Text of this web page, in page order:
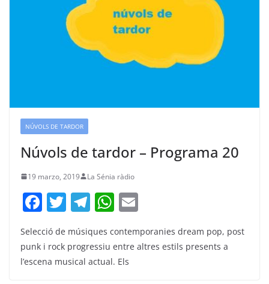
NÚVOLS DE TARDOR
Núvols de tardor – Programa 20
19 marzo, 2019 La Sénia ràdio
F
a
c
e
T
w
itt
er
T
e
gr
W
at
s
ai
Selecció de músiques contemporanies dream pop, post
punk i rock progressiu entre altres estils presents a
l’escena musical actual. Els